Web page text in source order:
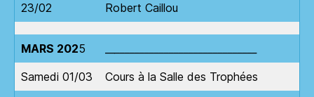
23/02
Robert Caillou
MARS 2025
Samedi 01/03
Cours à la Salle des Trophées